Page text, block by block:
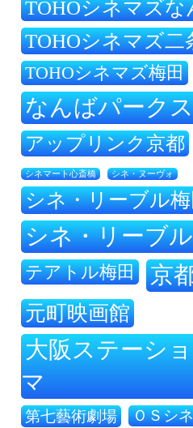
TOHOシネマズな
TOHOシネマズ二
TOHOシネマズ梅田
なんばパーク
アップリンク京都
シネマート心斎橋 シネ・ヌーヴォ
シネ・リーブル
シネ・リーブ
テアトル梅田 京
元町映画館
大阪ステーシ
マ
第七藝術劇場 ＯＳシ